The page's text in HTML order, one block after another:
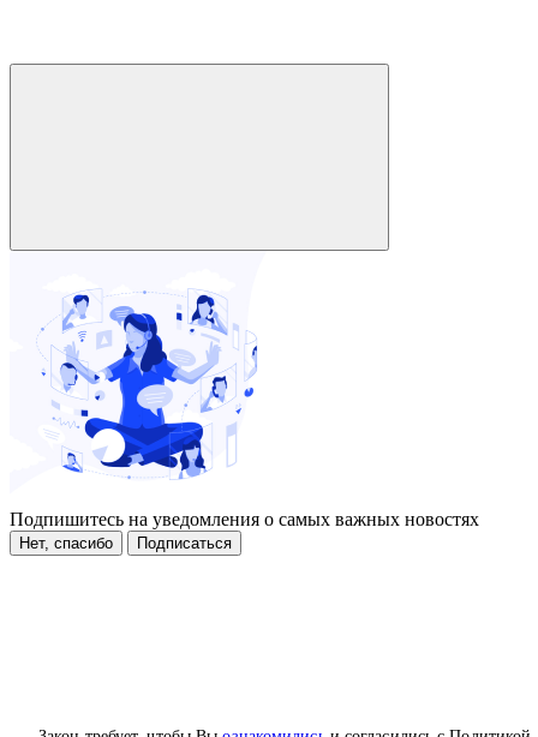
Подпишитесь на уведомления о самых важных новостях
Нет, спасибо Подписаться